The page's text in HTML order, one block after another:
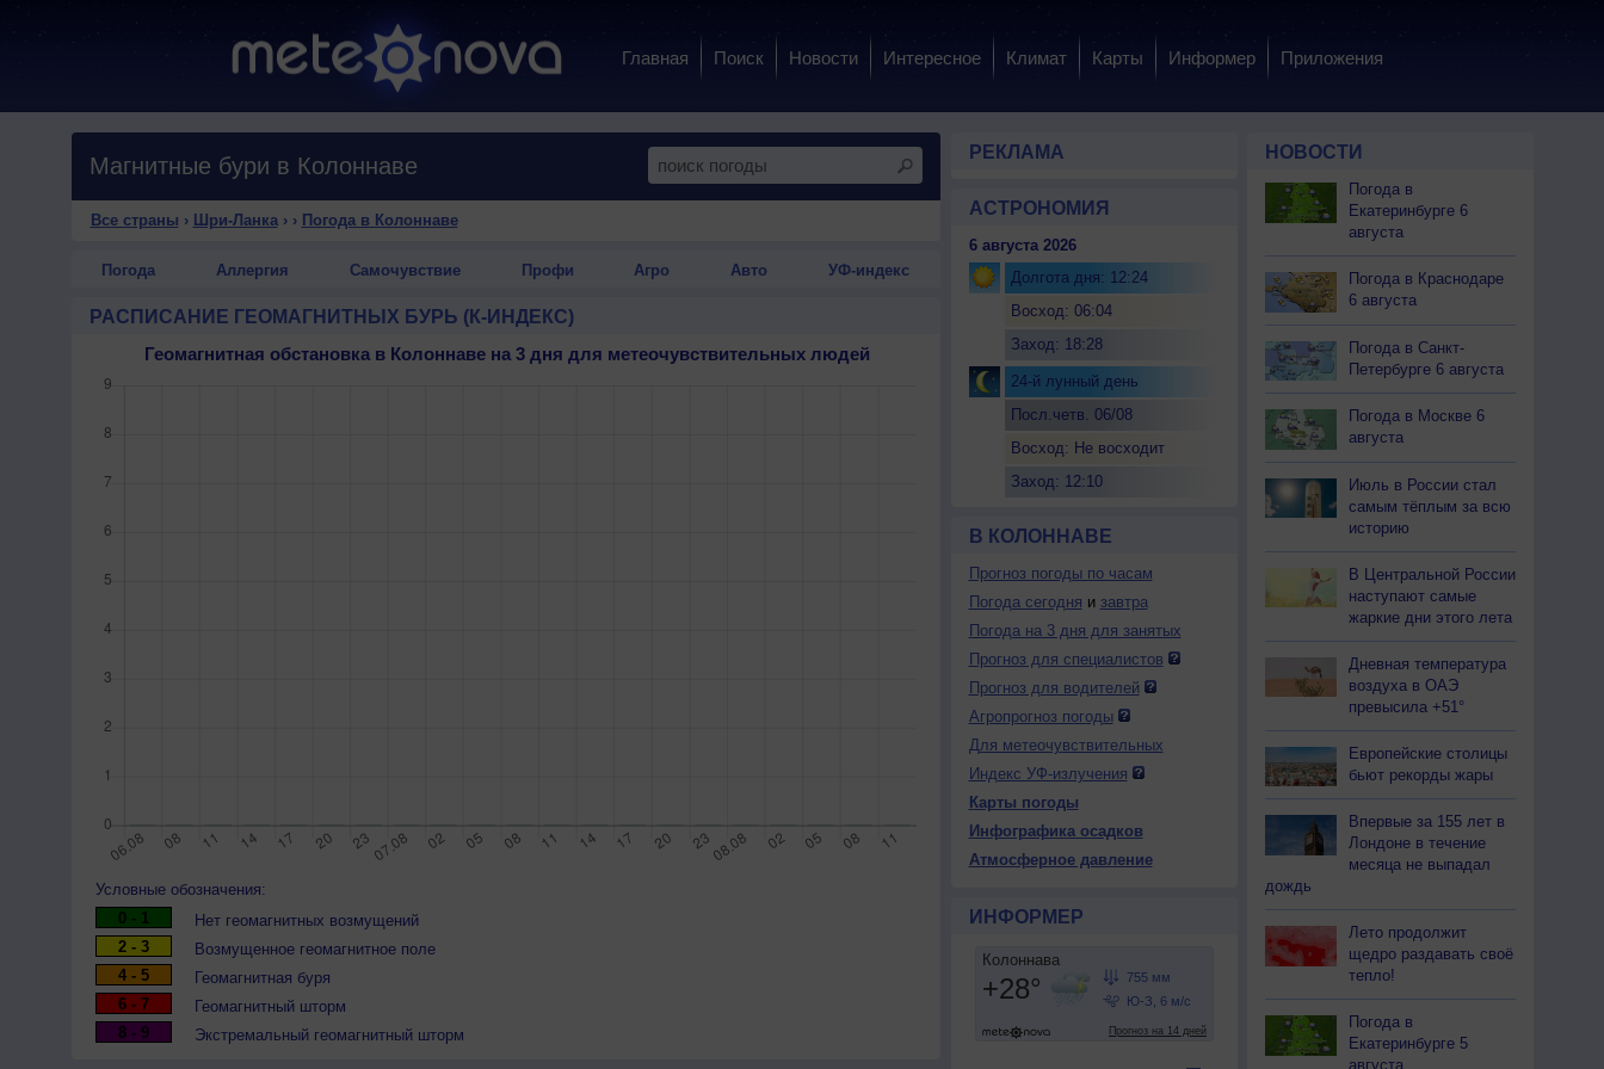
Главная Поиск Новости Интересное Климат Карты Информер Приложения
Магнитные бури в Колоннаве
Все страны › Шри-Ланка› › Погода в Колоннаве
Погода Аллергия Самочувствие Профи Агро Авто УФ-индекс
РАСПИСАНИЕ ГЕОМАГНИТНЫХ БУРЬ (К-ИНДЕКС)
Геомагнитная обстановка в Колоннаве на 3 дня для метеочувствительных людей
Условные обозначения:
0 - 1
Нет геомагнитных возмущений
2 - 3
Возмущенное геомагнитное поле
4 - 5
Геомагнитная буря
6 - 7
Геомагнитный шторм
8 - 9
Экстремальный геомагнитный шторм
РЕКЛАМА
АСТРОНОМИЯ
6 августа 2026
Долгота дня: 12:24
Восход: 06:04
Заход: 18:28
24-й лунный день
Посл.четв. 06/08
Восход: Не восходит
Заход: 12:10
В КОЛОННАВЕ
Прогноз погоды по часам
Погода сегодня и завтра
Погода на 3 дня для занятых
Прогноз для специалистов
Прогноз для водителей
Агропрогноз погоды
Для метеочувствительных
Индекс УФ-излучения
Карты погоды
Инфографика осадков
Атмосферное давление
ИНФОРМЕР
НОВОСТИ
Погода в
Екатеринбурге 6
августа
Погода в Краснодаре
6 августа
Погода в Санкт-
Петербурге 6 августа
Погода в Москве 6
августа
Июль в России стал
самым тёплым за всю
историю
В Центральной России
наступают самые
жаркие дни этого лета
Дневная температура
воздуха в ОАЭ
превысила +51°
Европейские столицы
бьют рекорды жары
Впервые за 155 лет в
Лондоне в течение
месяца не выпадал
дождь
Лето продолжит
щедро раздавать своё
тепло!
Погода в
Екатеринбурге 5
августа